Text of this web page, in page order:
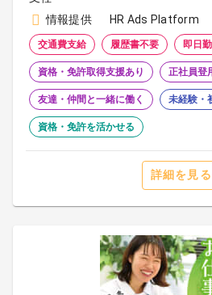
情報提供
HR Ads Platform
交通費支給 履歴書不要 即日
資格・免許取得支援あり 正社員登
友達・仲間と一緒に働く 未経験・
資格・免許を活かせる
詳細を見る